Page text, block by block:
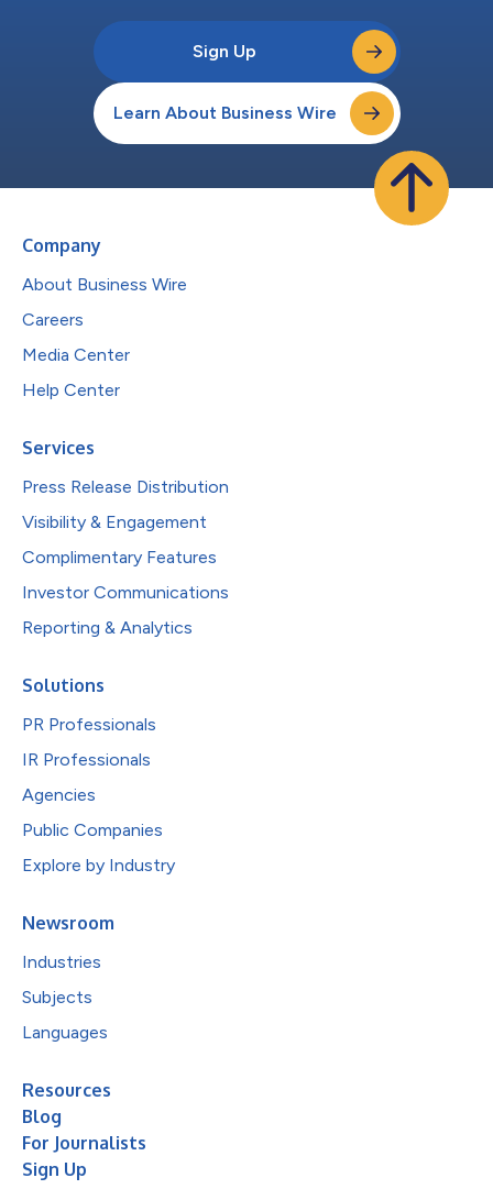
Sign Up
Learn About Business Wire
Company
About Business Wire
Careers
Media Center
Help Center
Services
Press Release Distribution
Visibility & Engagement
Complimentary Features
Investor Communications
Reporting & Analytics
Solutions
PR Professionals
IR Professionals
Agencies
Public Companies
Explore by Industry
Newsroom
Industries
Subjects
Languages
Resources
Blog
For Journalists
Sign Up